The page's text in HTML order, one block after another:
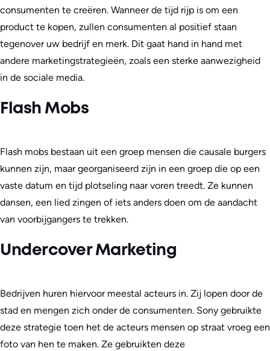
consumenten te creëren. Wanneer de tijd rijp is om een
product te kopen, zullen consumenten al positief staan
tegenover uw bedrijf en merk. Dit gaat hand in hand met
andere marketingstrategieën, zoals een sterke aanwezigheid
in de sociale media.
Flash Mobs
Flash mobs bestaan uit een groep mensen die causale burgers
kunnen zijn, maar georganiseerd zijn in een groep die op een
vaste datum en tijd plotseling naar voren treedt. Ze kunnen
dansen, een lied zingen of iets anders doen om de aandacht
van voorbijgangers te trekken.
Undercover Marketing
Bedrijven huren hiervoor meestal acteurs in. Zij lopen door de
stad en mengen zich onder de consumenten. Sony gebruikte
deze strategie toen het de acteurs mensen op straat vroeg een
foto van hen te maken. Ze gebruikten deze